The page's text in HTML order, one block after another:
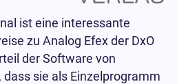
ist eine interessante
zu Analog Efex der DxO
der Software von
sie als Einzelprogramm